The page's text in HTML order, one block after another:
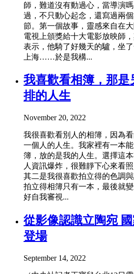
師，難道沒有動過心，當導演
過，不只動心起念，還寫過兩
節。第一個故事，靈感來自在
電視上頒獎給十大電影放映師
表示，他騎了好幾天的驢，坐
上海……於是我構...
我喜歡看相簿，那是
排的人生
November 20, 2022
我很喜歡看別人的相簿，因為
一個人的人生。我家裡有一本
簿，放的是我的人生。選擇這
人資訊爆炸，很難靜下心來看
其二是我很喜歡拍立得的色調
拍立得相簿只有一本，最後就
好自我審視...
從影像認識立陶宛
登場
September 14, 2022